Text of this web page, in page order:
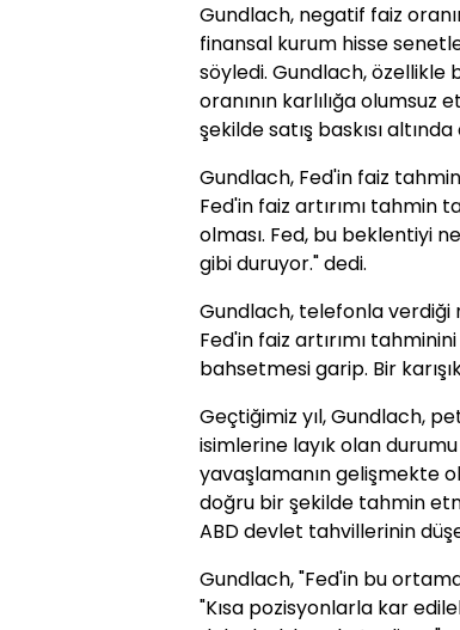
Gundlach, negatif faiz
finansal kurum hisse
söyledi. Gundlach,
oranının karlılığa
şekilde satış baskısı
Gundlach, Fed'in faiz
Fed'in faiz artırımı tahmin
olması. Fed, bu beklentiyi
gibi duruyor." dedi.
Gundlach, telefonla verdiği
Fed'in faiz artırımı
bahsetmesi garip. Bir
Geçtiğimiz yıl, Gundlach,
isimlerine layık olan
yavaşlamanın gelişmekte
doğru bir şekilde tahmin
ABD devlet tahvillerinin
Gundlach, "Fed'in bu
"Kısa pozisyonlarla kar